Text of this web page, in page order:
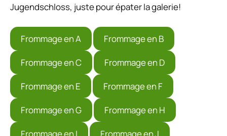
Jugendschloss, juste pour épater la galerie!
Frommage en A Frommage en B
Frommage en C Frommage en D
Frommage en E Frommage en F
Frommage en G Frommage en H
Frommage en I Frommage en J